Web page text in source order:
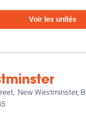
Voir les unités
New Westminster,